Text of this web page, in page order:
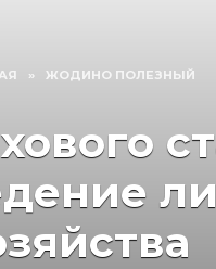
» ЖОДИНО ПОЛЕЗНЫЙ